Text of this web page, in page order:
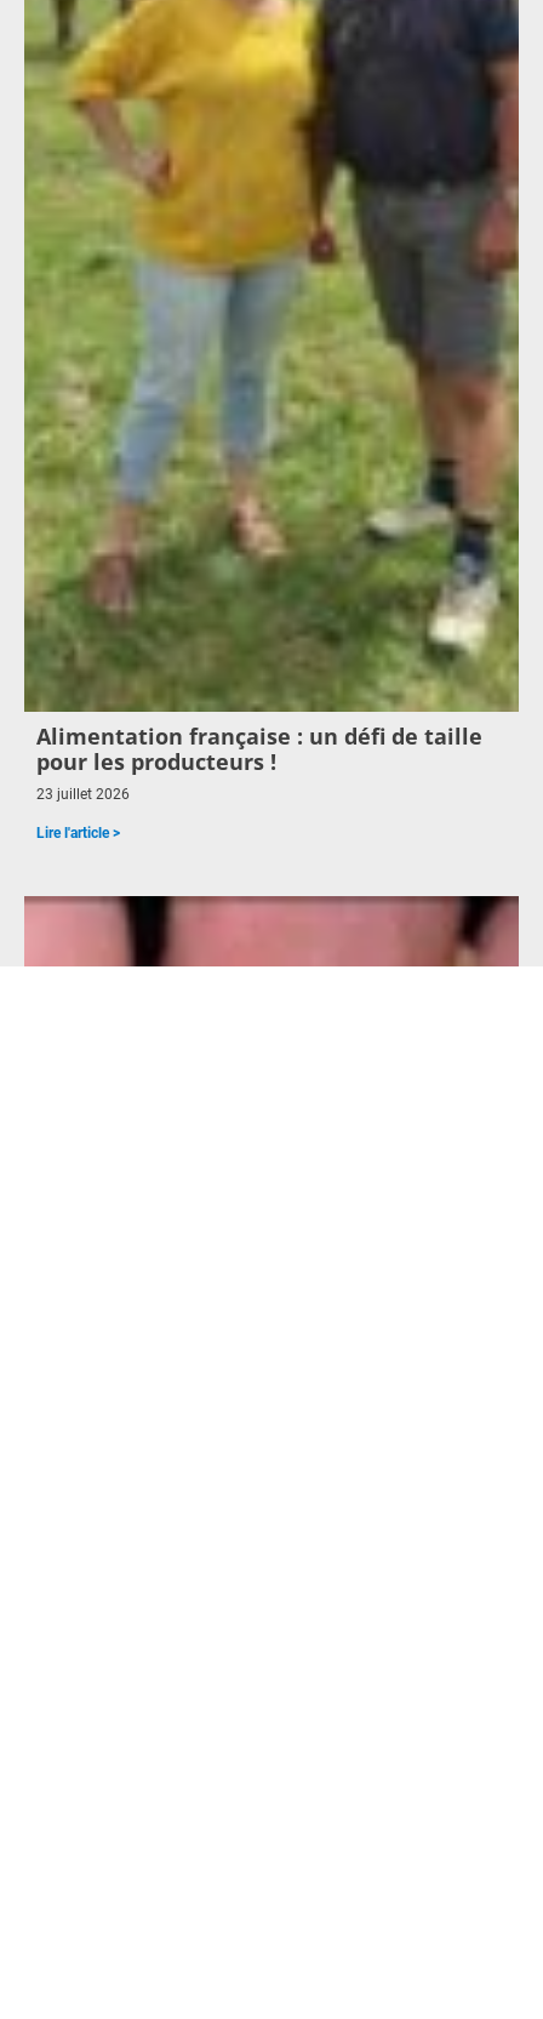
Alimentation française : un défi de taille
pour les producteurs !
23 juillet 2026
Lire l'article >